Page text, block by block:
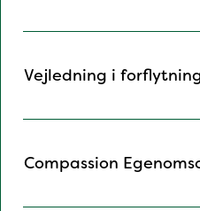
Vejledning i
Compassion